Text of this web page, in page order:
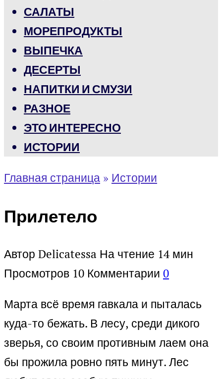
САЛАТЫ
МОРЕПРОДУКТЫ
ВЫПЕЧКА
ДЕСЕРТЫ
НАПИТКИ И СМУЗИ
РАЗНОЕ
ЭТО ИНТЕРЕСНО
ИСТОРИИ
Главная страница » Истории
Прилетело
Автор Delicatessa На чтение 14 мин
Просмотров 10 Комментарии 0
Марта всё время гавкала и пыталась
куда-то бежать. В лесу, среди дикого
зверья, со своим противным лаем она
бы прожила ровно пять минут. Лес